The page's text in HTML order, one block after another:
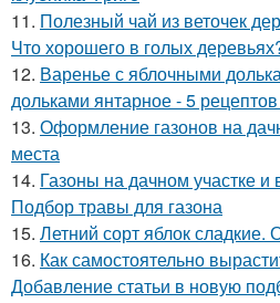
11. Полезный чай из веточек
Что хорошего в голых
12. Варенье с яблочными
дольками янтарное - 5
13. Оформление газонов на
места
14. Газоны на дачном участке и
Подбор травы для газона
15. Летний сорт яблок сладкие.
16. Как самостоятельно
Добавление статьи в новую